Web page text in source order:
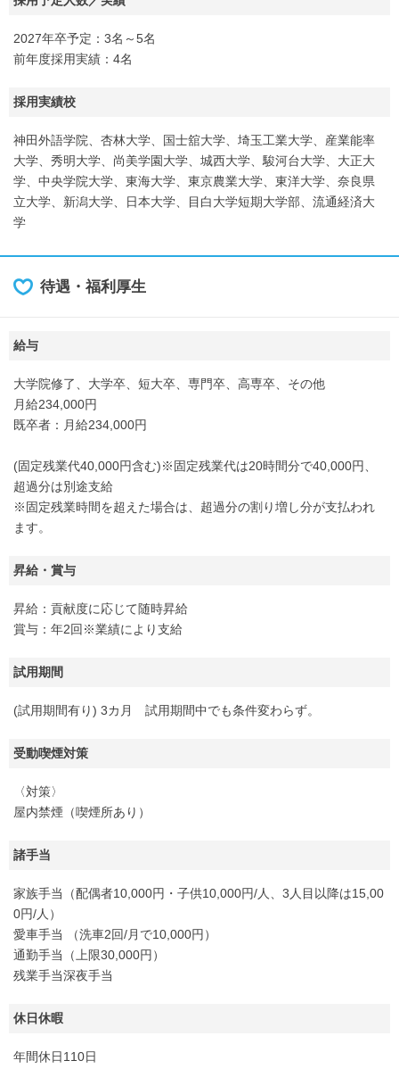
2027年卒予定：3名～5名
前年度採用実績：4名
採用実績校
神田外語学院、杏林大学、国士舘大学、埼玉工業大学、産業能率
大学、秀明大学、尚美学園大学、城西大学、駿河台大学、大正大
学、中央学院大学、東海大学、東京農業大学、東洋大学、奈良県
立大学、新潟大学、日本大学、目白大学短期大学部、流通経済大
学
待遇・福利厚生
給与
大学院修了、大学卒、短大卒、専門卒、高専卒、その他
月給234,000円
既卒者：月給234,000円
(固定残業代40,000円含む)※固定残業代は20時間分で40,000円、
超過分は別途支給
※固定残業時間を超えた場合は、超過分の割り増し分が支払われ
ます。
昇給・賞与
昇給：貢献度に応じて随時昇給
賞与：年2回※業績により支給
試用期間
(試用期間有り) 3カ月 試用期間中でも条件変わらず。
受動喫煙対策
〈対策〉
屋内禁煙（喫煙所あり）
諸手当
家族手当（配偶者10,000円・子供10,000円/人、3人目以降は15,00
0円/人）
愛車手当 （洗車2回/月で10,000円）
通勤手当（上限30,000円）
残業手当深夜手当
休日休暇
年間休日110日